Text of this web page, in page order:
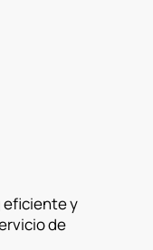
eficiente y
de